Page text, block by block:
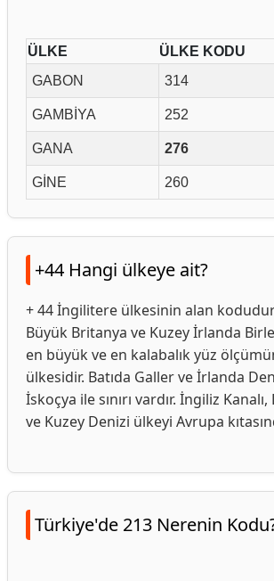
ÜLKE ÜLKE KODU
GABON
314
GAMBİYA 252
GANA 276
GİNE 260
+44 Hangi ülkeye ait?
+ 44 İngilitere ülkesinin alan
Büyük Britanya ve Kuzey İrlanda
en büyük ve en kalabalık yüz
ülkesidir. Batıda Galler ve İrlanda
İskoçya ile sınırı vardır. İngiliz
ve Kuzey Denizi ülkeyi Avrupa
Türkiye'de 213 Nerenin